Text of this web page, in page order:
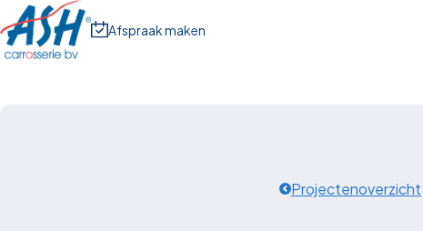
Afspraak maken
Projectenoverzicht